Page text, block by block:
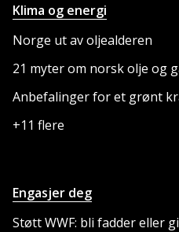
Klima og energi
Norge ut av oljealderen
21 myter om norsk olje og
Anbefalinger for et grønt
+11 flere
Engasjer deg
Støtt WWF: bli fadder eller